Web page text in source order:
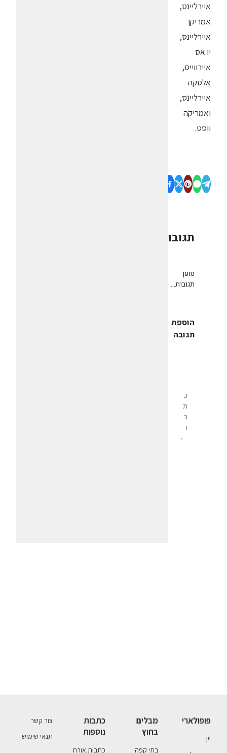
איירליינס,
אמריקן
איירליינס,
יו.אס
איירווייס,
אלסקה
איירליינס,
ואמריקה
ווסט.
תגובות
טוען
תגובות...
הוספת
תגובה
פופולארי
יין
מבלים
בחוץ
בתי קפה
כתבות
נוספות
כתבות אורח
צור קשר
תנאי שימוש